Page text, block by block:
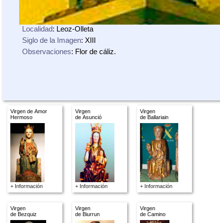
Localidad: Leoz-Olleta
Siglo de la Imagen: XIII
Observaciones: Flor de cáliz.
Virgen de Amor
Hermoso
+ Información
Virgen
de Asunció
+ Información
Virgen
de Ballariain
+ Información
Virgen
de Bezquiz
Virgen
de Biurrun
Virgen
de Camino